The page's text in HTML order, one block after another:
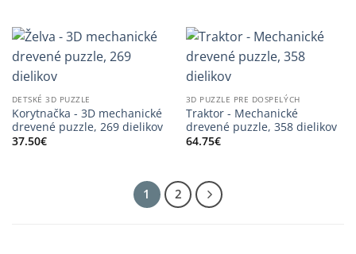
DETSKÉ 3D PUZZLE
Korytnačka - 3D mechanické
drevené puzzle, 269 dielikov
37.50€
3D PUZZLE PRE DOSPELÝCH
Traktor - Mechanické
drevené puzzle, 358 dielikov
64.75€
1 2